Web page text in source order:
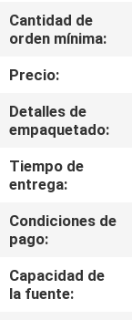
FÁBRICA
CONTROL
DE
CALIDAD
ÉNTRENOS
EN
CONTACTO
CON
Cantidad de
orden mínima:
Precio:
Detalles de
empaquetado:
Tiempo de
entrega:
Condiciones de
pago:
Capacidad de
la fuente: